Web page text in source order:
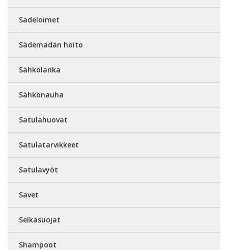
Sadeloimet
Sädemädän hoito
Sähkölanka
Sähkönauha
Satulahuovat
Satulatarvikkeet
Satulavyöt
Savet
Selkäsuojat
Shampoot